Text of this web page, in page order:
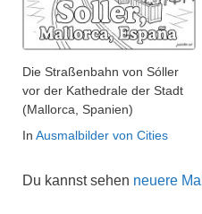
Die Straßenbahn von Sóller
vor der Kathedrale der Stadt
(Mallorca, Spanien)
In Ausmalbilder von Cities
Du kannst sehen neuere